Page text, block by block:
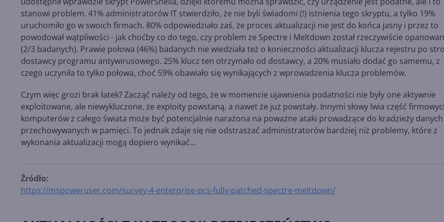
stanowi problem. 41% administratorów IT stwierdziło, że nie byli świadomi (!) istnienia tego skryptu, a tylko 19%
uruchomiło go w swoich firmach. 80% odpowiedziało zaś, że proces aktualizacji nie jest do końca jasny i przez to
powodował wątpliwości - jak choćby co do tego, czy problem ze Spectre i Meltdown został rzeczywiście
(2/3 badanych). Prawie połowa (46%) badanych nie wiedziała też o konieczności aktualizacji klucza rejestru po
dostawcy programu antywirusowego. 25% klucz ten otrzymało od dostawcy, a 20% musiało dodać go samemu, z
czego uczyniła to tylko połowa, choć 59% obawiało się wynikających z wprowadzenia klucza problemów.
Czym więc grozi brak łatek? Zacząć należy od tego, że w momencie ujawnienia podatności nie były one aktywnie
exploitowane, ale niewykluczone, że exploity powstaną, a nawet że już powstały. Innymi słowy lwia część
komputerów z całego świata może być potencjalnie narażona na poważne ataki prowadzące do kradzieży danych
przechowywanych w pamięci. To jednak zdaje się nie odstraszać administratorów bardziej niż problemy, które z
wykonania aktualizacji mogą dopiero wynikać...
Źródło:
https://mspoweruser.com/survey-4-enterprise-pcs-fully-patched-spectre-meltdown/